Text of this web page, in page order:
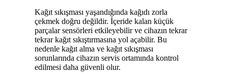
Kağıt sıkışması yaşandığında kağıdı zorla
çekmek doğru değildir. İçeride kalan küçük
parçalar sensörleri etkileyebilir ve cihazın tekrar
tekrar kağıt sıkıştırmasına yol açabilir. Bu
nedenle kağıt alma ve kağıt sıkışması
sorunlarında cihazın servis ortamında kontrol
edilmesi daha güvenli olur.